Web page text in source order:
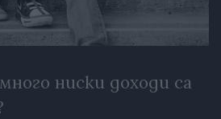
ниски доходи са